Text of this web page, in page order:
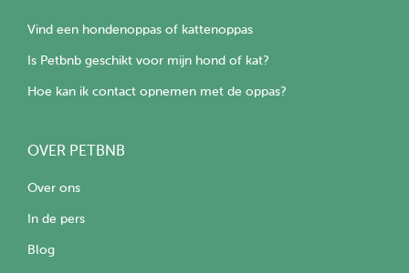
Vind een hondenoppas of kattenoppas
Is Petbnb geschikt voor mijn hond of kat?
Hoe kan ik contact opnemen met de oppas?
OVER PETBNB
Over ons
In de pers
Blog